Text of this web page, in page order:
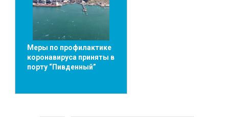
Меры по профилактике
коронавируса приняты в
порту “Пивденный”